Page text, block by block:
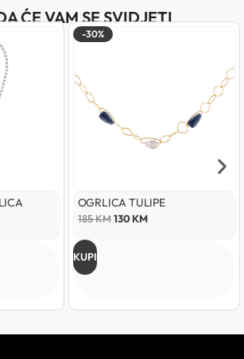
ĆE VAM SE SVIDJETI
-30%
OGRLICA TULIPE
185KM 130KM
KUPI